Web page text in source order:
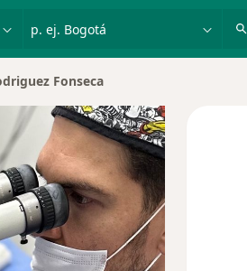
p. ej. Bogotá
Fonseca